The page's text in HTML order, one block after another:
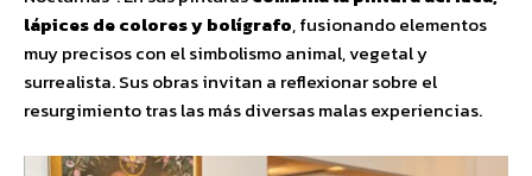
lápices de colores y bolígrafo, fusionando elementos
muy precisos con el simbolismo animal, vegetal y
surrealista. Sus obras invitan a reflexionar sobre el
resurgimiento tras las más diversas malas experiencias.